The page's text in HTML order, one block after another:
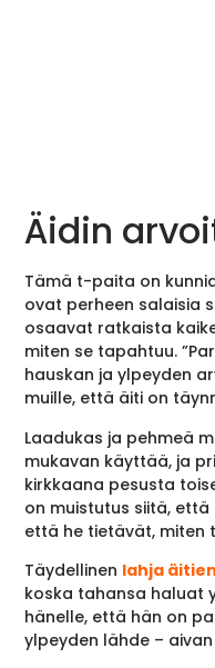
Äidin
Tämä t-paita on
ovat perheen salaisia
osaavat ratkaista
miten se tapahtuu.
hauskan ja ylpeyden
muille, että äiti on
Laadukas ja pehmeä
mukavan käyttää, ja
kirkkaana pesusta
on muistutus siitä,
että he tietävät, miten
Täydellinen lahja
koska tahansa haluat
hänelle, että hän on
ylpeyden lähde –